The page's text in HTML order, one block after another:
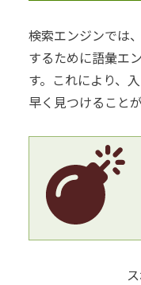
検索エンジンでは
するために語彙エ
す。これにより、
早く見つけること